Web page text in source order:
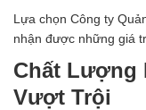
Lựa chọn Công ty
nhận được những giá
Chất Lượng
Vượt Trội